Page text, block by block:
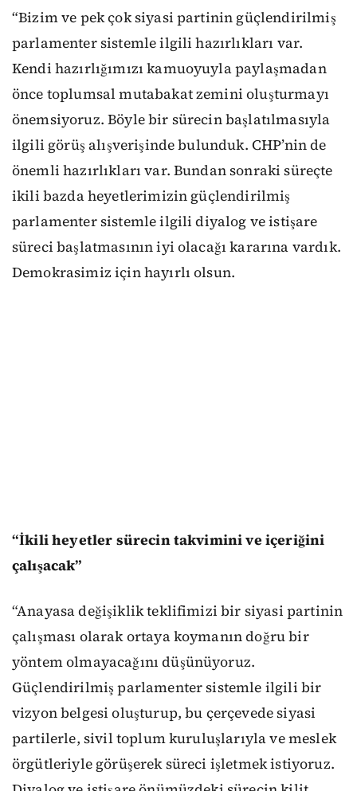
“Bizim ve pek çok siyasi partinin güçlendirilmiş
parlamenter sistemle ilgili hazırlıkları var.
Kendi hazırlığımızı kamuoyuyla paylaşmadan
önce toplumsal mutabakat zemini oluşturmayı
önemsiyoruz. Böyle bir sürecin başlatılmasıyla
ilgili görüş alışverişinde bulunduk. CHP’nin de
önemli hazırlıkları var. Bundan sonraki süreçte
ikili bazda heyetlerimizin güçlendirilmiş
parlamenter sistemle ilgili diyalog ve istişare
süreci başlatmasının iyi olacağı kararına vardık.
Demokrasimiz için hayırlı olsun.
“İkili heyetler sürecin takvimini ve içeriğini
çalışacak”
“Anayasa değişiklik teklifimizi bir siyasi partinin
çalışması olarak ortaya koymanın doğru bir
yöntem olmayacağını düşünüyoruz.
Güçlendirilmiş parlamenter sistemle ilgili bir
vizyon belgesi oluşturup, bu çerçevede siyasi
partilerle, sivil toplum kuruluşlarıyla ve meslek
örgütleriyle görüşerek süreci işletmek istiyoruz.